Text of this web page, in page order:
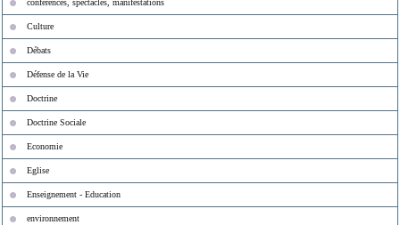
conférences, spectacles, manifestations
Culture
Débats
Défense de la Vie
Doctrine
Doctrine Sociale
Economie
Eglise
Enseignement - Education
environnement